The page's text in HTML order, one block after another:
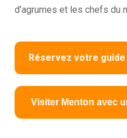
d’agrumes et les chefs du
Réservez votre
Visiter Menton avec